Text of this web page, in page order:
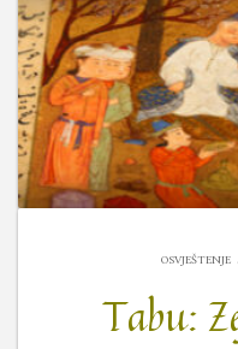
OSVJEŠTENJE.
Tabu: